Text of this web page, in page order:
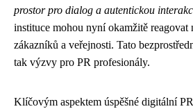
prostor pro dialog a autentickou
instituce mohou nyní okamžitě
zákazníků a veřejnosti. Tato
tak výzvy pro PR profesionály.
Klíčovým aspektem úspěšné digitální